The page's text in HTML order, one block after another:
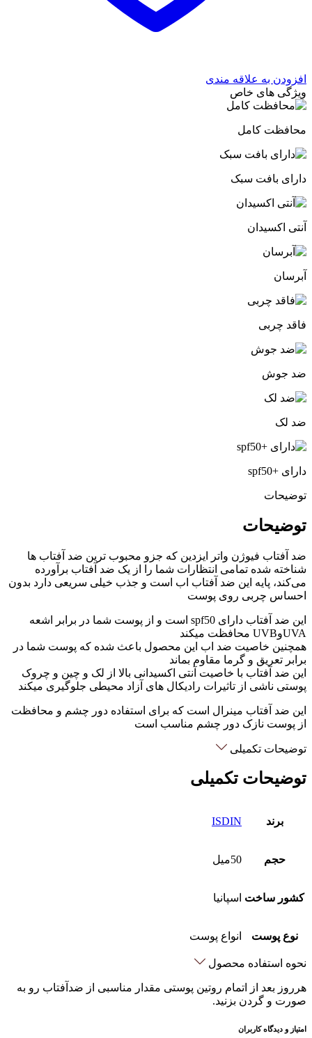
افزودن به علاقه مندی
ویژگی های خاص
محافظت کامل
دارای بافت سبک
آنتی اکسیدان
آبرسان
فاقد چربی
ضد جوش
ضد لک
دارای +spf50
توضیحات
توضیحات
ضد آفتاب فیوژن واتر ایزدین که جزو محبوب ترین ضد آفتاب ها
شناخته شده تمامی انتظارات شما را از یک ضد آفتاب برآورده
می‌کند، پایه این ضد آفتاب اب است و جذب خیلی سریعی دارد بدون
احساس چربی روی پوست
این ضد آفتاب دارای spf50 است و از پوست شما در برابر اشعه
UVAوUVB محافظت میکند
همچنین خاصیت ضد اب این محصول باعث شده که پوست شما در
برابر تعریق و گرما مقاوم بماند
این ضد آفتاب با خاصیت آنتی اکسیدانی بالا از لک و چین و چروک
پوستی ناشی از تاثیرات رادیکال های آزاد محیطی جلوگیری میکند
این ضد آفتاب مینرال است که برای استفاده دور چشم و محافظت
از پوست نازک دور چشم مناسب است
توضیحات تکمیلی
توضیحات تکمیلی
برند ISDIN
حجم 50میل
کشور ساخت اسپانیا
نوع پوست انواع پوست
نحوه استفاده محصول
هرروز بعد از اتمام روتین پوستی مقدار مناسبی از ضدآفتاب رو به
صورت و گردن بزنید.
امتیاز و دیدگاه کاربران